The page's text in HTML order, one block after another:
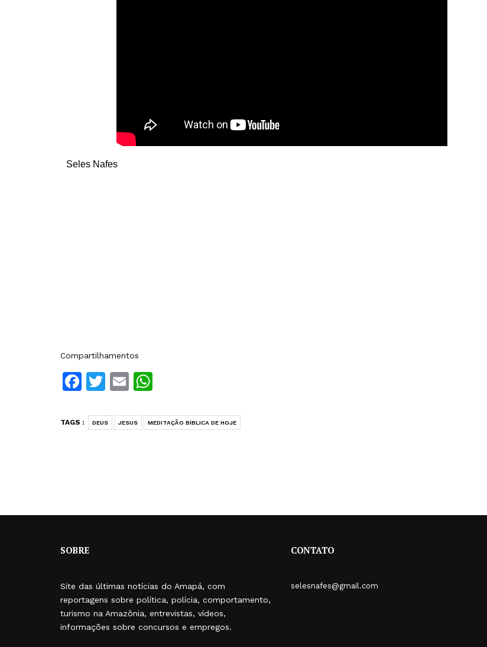
Seles Nafes
Compartilhamentos
Facebook
Twitter
Email
TAGS : DEUS JESUS MEDITAÇÃO BÍBLICA DE HOJE
SOBRE
Site das últimas notícias do Amapá, com
reportagens sobre política, polícia, comportamento,
turismo na Amazônia, entrevistas, vídeos,
informações sobre concursos e empregos.
CONTATO
selesnafes@gmail.com